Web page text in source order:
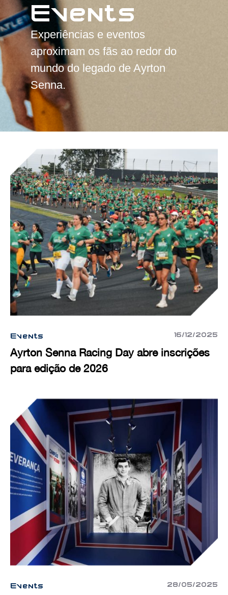
Events
Experiências e eventos
aproximam os fãs ao redor do
mundo do legado de Ayrton
Senna.
Events 16/12/2025
Ayrton Senna Racing Day abre inscrições
para edição de 2026
Events 28/05/2025